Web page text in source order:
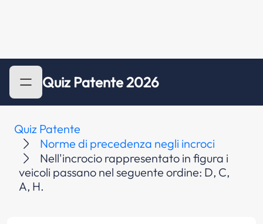
Quiz Patente 2026
Quiz Patente
Norme di precedenza negli incroci
Nell'incrocio rappresentato in figura i
veicoli passano nel seguente ordine: D, C,
A, H.